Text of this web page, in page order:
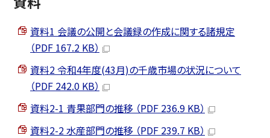
資料1 会議の公開と会議録の作成に関する諸規定
（PDF 167.2 KB）
資料2 令和4年度(43月)の千歳市場の状況について
（PDF 242.0 KB）
資料2-1 青果部門の推移 （PDF 236.9 KB）
資料2-2 水産部門の推移 （PDF 239.7 KB）